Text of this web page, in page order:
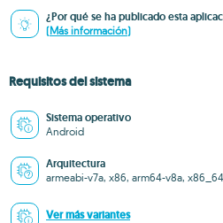
¿Por qué se ha publicado esta
(Más información)
Requisitos del sistema
Sistema operativo
Android
Arquitectura
armeabi-v7a, x86, arm64-v8a, x86_64
Ver más variantes